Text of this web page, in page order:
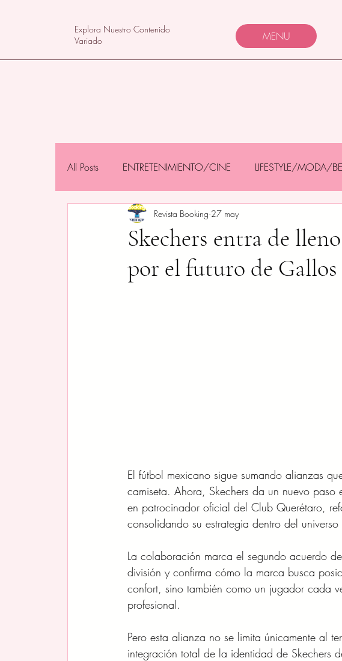
Explora Nuestro Contenido
Variado
MENU
All Posts ENTRETENIMIENTO/CINE LIFESTYLE/MODA/
NEGOCIOS/TECNOLOGÍA MAMÁS Y BEBÉS
Skechers entra de
por el futuro de Gallos
Revista Booking 27 may
El fútbol mexicano sigue sumando alianzas
camiseta. Ahora, Skechers da un nuevo
en patrocinador oficial del Club Querétaro,
consolidando su estrategia dentro del
La colaboración marca el segundo acuerdo
división y confirma cómo la marca busca
confort, sino también como un jugador cada
profesional.
Pero esta alianza no se limita únicamente al
integración total de la identidad de Skechers